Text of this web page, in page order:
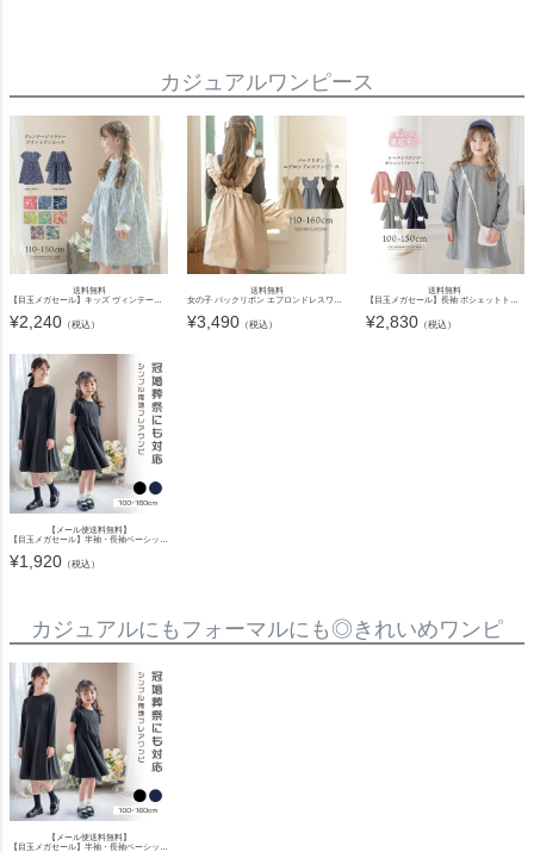
カジュアルワンピース
送料無料
【目玉メガセール】キッズ ヴィンテージフラワープリントワンピース コットン 長袖 半袖 女の子服 カジュアル 子供服 カジュアルワンピース キャサリンコテージ TAK
¥2,240 （税込）
送料無料
女の子 バックリボン エプロンドレスワンピース フリル［ キャメル ］おしゃれ かわいいスカート コットン 春 夏 秋 冬 TAK カジュアル カジュアルワンピース
¥3,490 （税込）
送料無料
【目玉メガセール】長袖 ポシェットトレーナーワンピース 女の子 キッズ カジュアル カジュアルワンピース TAK
¥2,830（税込）
【メール便送料無料】
【目玉メガセール】半袖・長袖ベーシックフレアワンピースYUP12 ≪メール便優先商品≫
¥1,920 （税込）
カジュアルにもフォーマルにも◎きれいめワンピ
【メール便送料無料】
【目玉メガセール】半袖・長袖ベーシックフレアワンピースYUP12 ≪メール便優先商品≫